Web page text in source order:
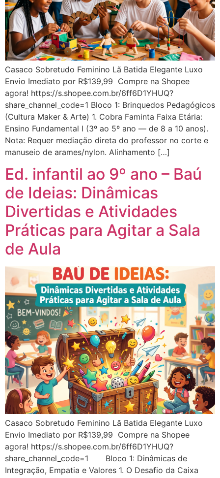
Casaco Sobretudo Feminino Lã Batida Elegante Luxo
Envio Imediato por R$139,99 Compre na Shopee
agora! https://s.shopee.com.br/6ff6D1YHUQ?
share_channel_code=1 Bloco 1: Brinquedos Pedagógicos
(Cultura Maker & Arte) 1. Cobra Faminta Faixa Etária:
Ensino Fundamental I (3º ao 5º ano — de 8 a 10 anos).
Nota: Requer mediação direta do professor no corte e
manuseio de arames/nylon. Alinhamento […]
Ed. infantil ao 9º ano – Baú
de Ideias: Dinâmicas
Divertidas e Atividades
Práticas para Agitar a Sala
de Aula
Casaco Sobretudo Feminino Lã Batida Elegante Luxo
Envio Imediato por R$139,99 Compre na Shopee
agora! https://s.shopee.com.br/6ff6D1YHUQ?
share_channel_code=1 Bloco 1: Dinâmicas de
Integração, Empatia e Valores 1. O Desafio da Caixa